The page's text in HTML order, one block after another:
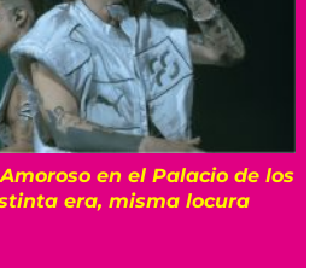
en el Palacio de los
era, misma locura